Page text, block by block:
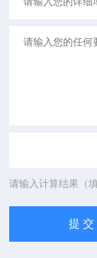
请输入计算结果（